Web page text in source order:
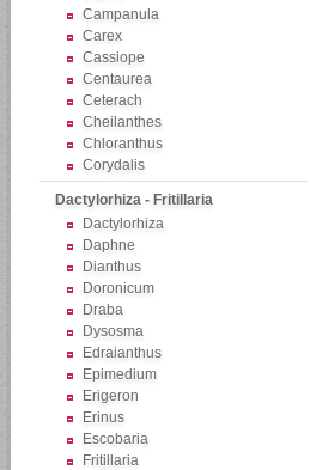
Campanula
Carex
Cassiope
Centaurea
Ceterach
Cheilanthes
Chloranthus
Corydalis
Dactylorhiza - Fritillaria
Dactylorhiza
Daphne
Dianthus
Doronicum
Draba
Dysosma
Edraianthus
Epimedium
Erigeron
Erinus
Escobaria
Fritillaria